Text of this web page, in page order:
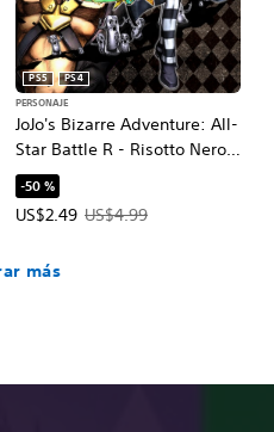
JoJo's Bizarre Adventure: All-
Star Battle R - Risotto Nero
DLC
PS5
PS4
PERSONAJE
-50 %
US$2.49
Precio de la oferta: US$2.49.
US$4.99
más